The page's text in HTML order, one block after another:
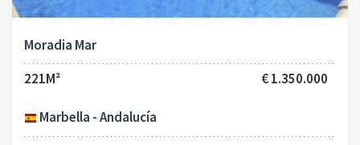
Moradia Mar
221M²
€ 1.350.000
Marbella - Andalucía